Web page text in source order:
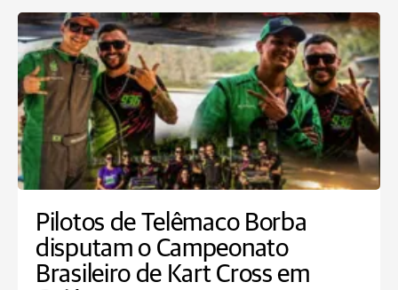
Pilotos de Telêmaco Borba
disputam o Campeonato
Brasileiro de Kart Cross em